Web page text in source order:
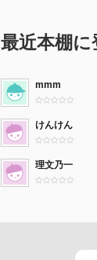
最近本棚に
mmm
けんけん
理文乃一